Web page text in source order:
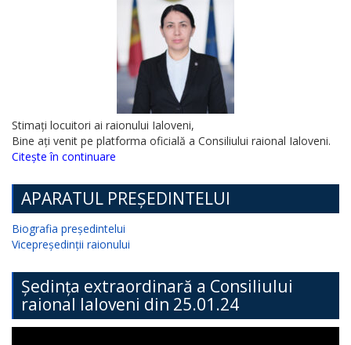
Stimați locuitori ai raionului Ialoveni,
Bine ați venit pe platforma oficială a Consiliului raional Ialoveni.
Citește în continuare
APARATUL PREȘEDINTELUI
Biografia președintelui
Vicepreședinții raionului
Ședința extraordinară a Consiliului
raional Ialoveni din 25.01.24